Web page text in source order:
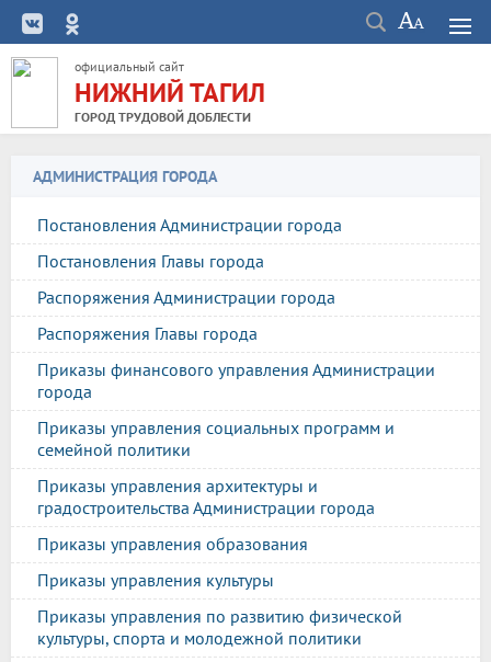
официальный сайт
НИЖНИЙ ТАГИЛ
ГОРОД ТРУДОВОЙ ДОБЛЕСТИ
АДМИНИСТРАЦИЯ ГОРОДА
Постановления Администрации города
Постановления Главы города
Распоряжения Администрации города
Распоряжения Главы города
Приказы финансового управления Администрации
города
Приказы управления социальных программ и
семейной политики
Приказы управления архитектуры и
градостроительства Администрации города
Приказы управления образования
Приказы управления культуры
Приказы управления по развитию физической
культуры, спорта и молодежной политики